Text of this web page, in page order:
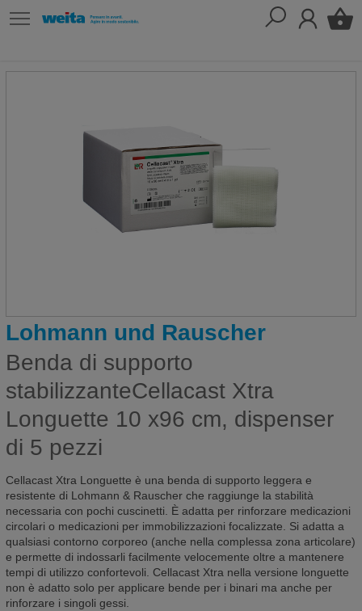
Lohmann und Rauscher
Benda di supporto
stabilizzanteCellacast Xtra
Longuette 10 x96 cm, dispenser
di 5 pezzi
Cellacast Xtra Longuette è una benda di supporto leggera e
resistente di Lohmann & Rauscher che raggiunge la stabilità
necessaria con pochi cuscinetti. È adatta per rinforzare medicazioni
circolari o medicazioni per immobilizzazioni focalizzate. Si adatta a
qualsiasi contorno corporeo (anche nella complessa zona articolare)
e permette di indossarli facilmente velocemente oltre a mantenere
tempi di utilizzo confortevoli. Cellacast Xtra nella versione longuette
non è adatto solo per applicare bende per i binari ma anche per
rinforzare i singoli gessi.